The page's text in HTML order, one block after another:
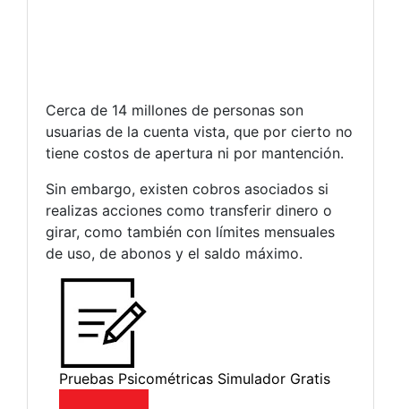
Cerca de 14 millones de personas son
usuarias de la cuenta vista, que por cierto no
tiene costos de apertura ni por mantención.
Sin embargo, existen cobros asociados si
realizas acciones como transferir dinero o
girar, como también con límites mensuales
de uso, de abonos y el saldo máximo.